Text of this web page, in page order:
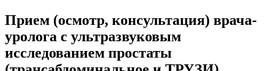
Прием (осмотр, консультация) врача-
уролога с ультразвуковым
исследованием простаты